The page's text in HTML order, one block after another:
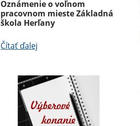
Oznámenie o voľnom
pracovnom mieste Základná
škola Herľany
Čítať ďalej